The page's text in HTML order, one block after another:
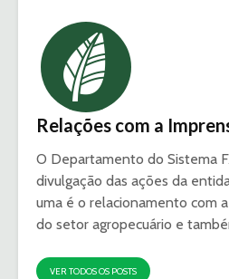
Relações com a
O Departamento do Sistema
divulgação das ações da
uma é o relacionamento com
do setor agropecuário e
VER TODOS OS POSTS